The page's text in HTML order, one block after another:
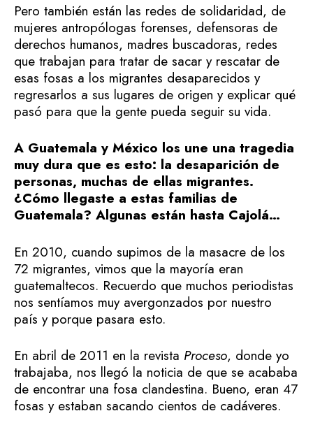
Pero también están las redes de solidaridad, de
mujeres antropólogas forenses, defensoras de
derechos humanos, madres buscadoras, redes
que trabajan para tratar de sacar y rescatar de
esas fosas a los migrantes desaparecidos y
regresarlos a sus lugares de origen y explicar qué
pasó para que la gente pueda seguir su vida.
A Guatemala y México los une una tragedia
muy dura que es esto: la desaparición de
personas, muchas de ellas migrantes.
¿Cómo llegaste a estas familias de
Guatemala? Algunas están hasta Cajolá…
En 2010, cuando supimos de la masacre de los
72 migrantes, vimos que la mayoría eran
guatemaltecos. Recuerdo que muchos periodistas
nos sentíamos muy avergonzados por nuestro
país y porque pasara esto.
En abril de 2011 en la revista Proceso, donde yo
trabajaba, nos llegó la noticia de que se acababa
de encontrar una fosa clandestina. Bueno, eran 47
fosas y estaban sacando cientos de cadáveres.